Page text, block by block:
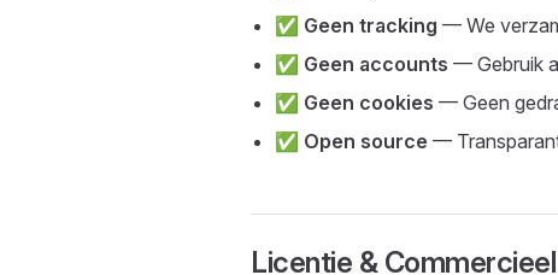
✅ Geen tracking — We
✅ Geen accounts — Gebruik
✅ Geen cookies — Geen
✅ Open source —
Licentie &